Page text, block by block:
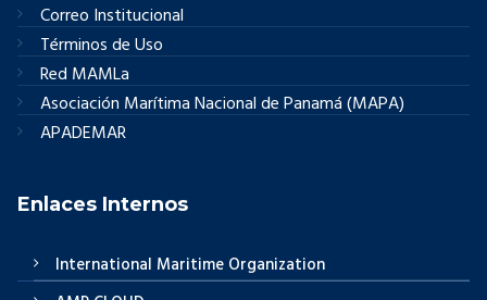
Correo Institucional
Términos de Uso
Red MAMLa
Asociación Marítima Nacional de Panamá (MAPA)
APADEMAR
Enlaces Internos
International Maritime Organization